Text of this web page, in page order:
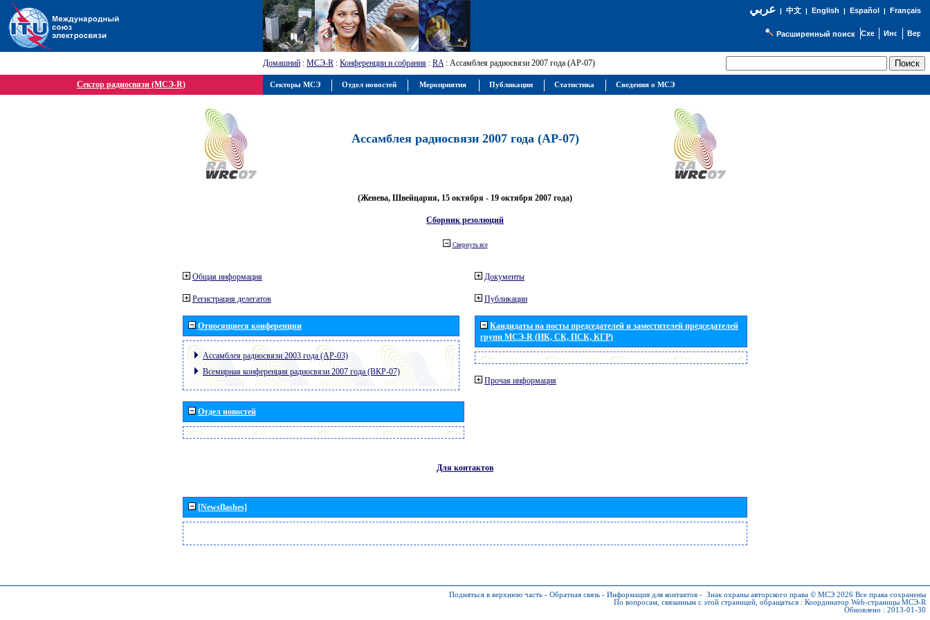
عربي| 中文| English | Español | Français
Расширенный поиск
Домашний : МСЭ-R : Конференции и собрания : RA: Ассамблея радиосвязи 2007 года (АР-07)
Сектор радиосвязи (МСЭ-R)
Ассамблея радиосвязи 2007 года (АР-07)
(Женева, Швейцария, 15 октября - 19 октября 2007 года)
Сборник резолюций
Свернуть все
Общая информация
Регистрация делегатов
Относящиеся конференции
Ассамблея радиосвязи 2003 года (АР-03)
Всемирная конференция радиосвязи 2007 года (ВКР-07)
Отдел новостей
Документы
Публикации
Кандидаты на посты председателей и заместителей председателей
групп МСЭ-R (ИК, СК, ПСК, КГР)
Прочая информация
Для контактов
[Newsflashes]
Подняться в верхнюю часть - Обратная связь - Информация для контактов - Знак охраны авторского права © МСЭ 2026 Все права сохранены
По вопросам, связанным с этой страницей, обращаться : Координатор Web-страницы МСЭ-R
Обновлено : 2013-01-30
Секторы МСЭ Отдел новостей Мероприятия Публикации Статистика Сведения о МСЭ